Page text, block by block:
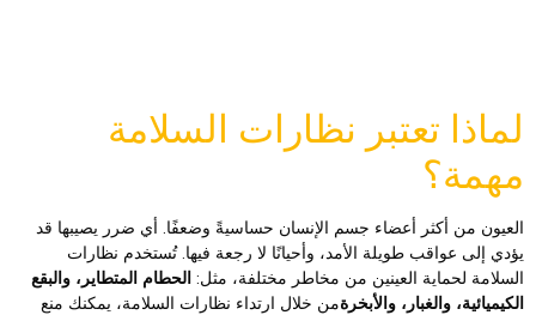
تعتبر نظارات السلامة
من أكثر أعضاء جسم الإنسان حساسيةً وضعفًا. أي ضرر يصيبها قد
إلى عواقب طويلة الأمد، وأحيانًا لا رجعة فيها. تُستخدم نظارات
لحماية العينين من مخاطر مختلفة، مثل:الحطام المتطاير، والبقع
والغبار، والأبخرةمن خلال ارتداء نظارات السلامة، يمكنك منع